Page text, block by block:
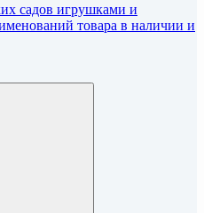
садов игрушками и
товара в наличии и